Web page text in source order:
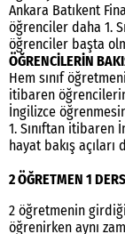
Ankara Batıkent
öğrenciler daha 1.
öğrenciler başta
ÖĞRENCİLERİN
Hem sınıf
itibaren
İngilizce
1. Sınıftan
hayat bakış
2 ÖĞRETMEN 1
2 öğretmenin
öğrenirken aynı